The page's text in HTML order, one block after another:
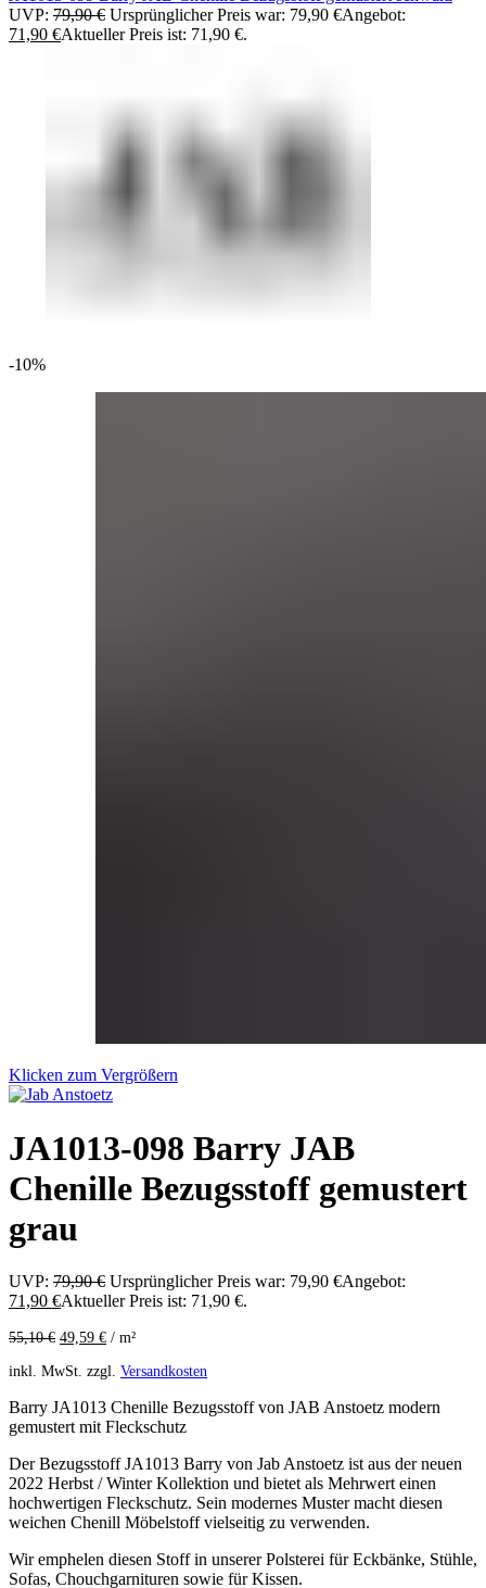
UVP: 79,90€ Ursprünglicher Preis war: 79,90 €Angebot:
71,90 €Aktueller Preis ist: 71,90 €.
-10%
Klicken zum Vergrößern
JA1013-098 Barry JAB
Chenille Bezugsstoff gemustert
grau
UVP: 79,90€ Ursprünglicher Preis war: 79,90 €Angebot:
71,90 €Aktueller Preis ist: 71,90 €.
55,10€ 49,59 € / m²
inkl. MwSt. zzgl. Versandkosten
Barry JA1013 Chenille Bezugsstoff von JAB Anstoetz modern
gemustert mit Fleckschutz
Der Bezugsstoff JA1013 Barry von Jab Anstoetz ist aus der neuen
2022 Herbst / Winter Kollektion und bietet als Mehrwert einen
hochwertigen Fleckschutz. Sein modernes Muster macht diesen
weichen Chenill Möbelstoff vielseitig zu verwenden.
Wir emphelen diesen Stoff in unserer Polsterei für Eckbänke, Stühle,
Sofas, Chouchgarnituren sowie für Kissen.